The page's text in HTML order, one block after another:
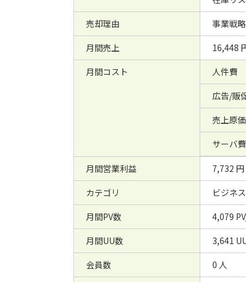
売却理由
事業戦
月間売上
16,448
月間コスト
人件費
広告/販
売上原価
サーバ費
月間営業利益
7,732 円
カテゴリ
ビジネ
月間PV数
4,079
月間UU数
3,641
会員数
0 人